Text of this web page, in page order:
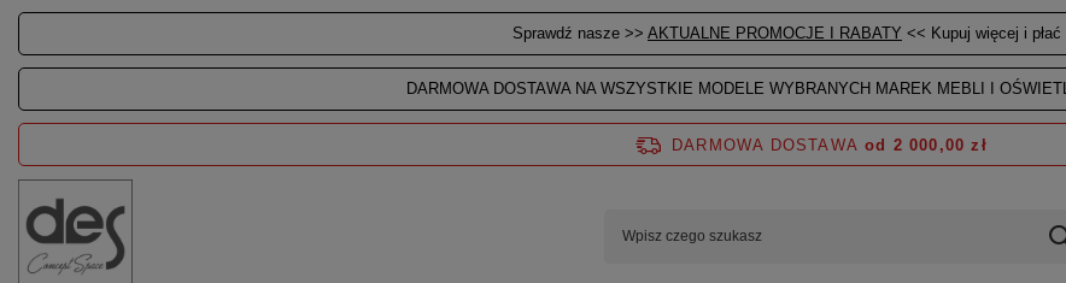
Sprawdź nasze >> AKTUALNE PROMOCJE I RABATY << Kupuj więcej i płać
DARMOWA DOSTAWA NA WSZYSTKIE MODELE WYBRANYCH MAREK MEBLI I
DARMOWA DOSTAWA od 2 000,00 zł